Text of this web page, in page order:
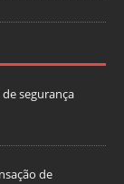
de segurança
de